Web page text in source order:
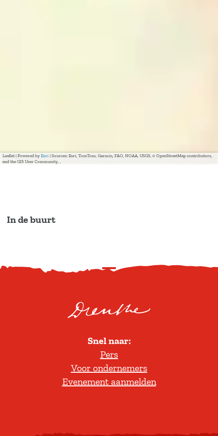
In de buurt
Leaflet | Powered by Esri | Sources: Esri, TomTom, Garmin, FAO, NOAA, USGS, © OpenStreetMap contributors,
and the GIS User Community, ,
S
o
l
t
e
r
Snel naar:
Pers
Voor ondernemers
Evenement aanmelden